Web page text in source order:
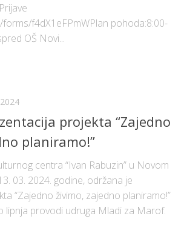
f4dX1eFPmWPlan pohoda:8:00-
OŠ Novi...
projekta “Zajedno
planiramo!”
centra “Ivan Rabuzin” u Novom
03. 2024. godine, održana je
“Zajedno živimo, zajedno planiramo!”
lipnja provodi udruga Mladi za Marof.